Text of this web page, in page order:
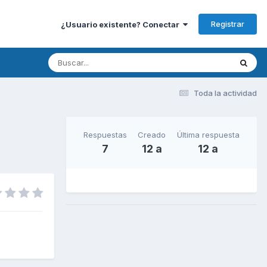
¿Usuario existente? Conectar Registrar
Toda la actividad
Respuestas
7
Creado
12 a
Última respuesta
12 a